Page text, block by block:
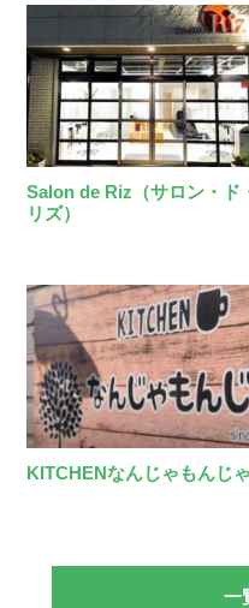
Salon de Riz（サロン・ド
リズ）
KITCHENなんじゃもんじゃ
一